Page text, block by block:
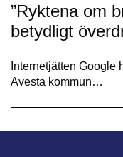
”Ryktena om
betydligt
Internetjätten Google
Avesta kommun…